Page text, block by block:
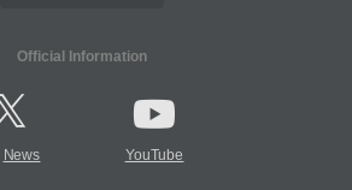
Official Information
News YouTube